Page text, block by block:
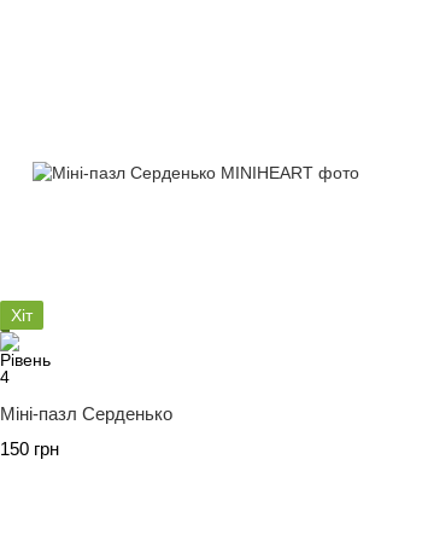
Хіт
Міні-пазл Серденько
150 грн